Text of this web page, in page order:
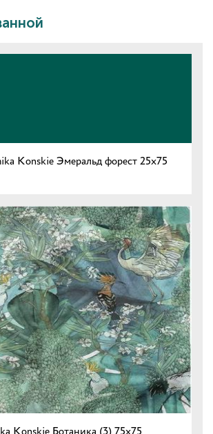
Konskie Эмеральд форест 25x75
Konskie Ботаника (3) 75x75